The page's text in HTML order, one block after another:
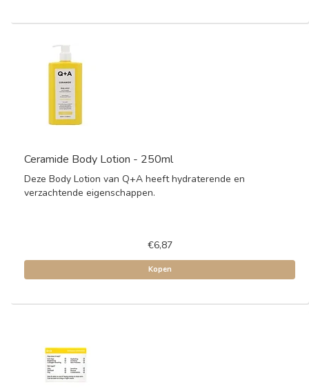
Ceramide Body Lotion - 250ml
Deze Body Lotion van Q+A heeft hydraterende en
verzachtende eigenschappen.
€6,87
Kopen